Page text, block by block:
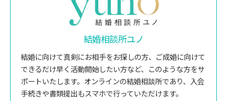
結婚相談所ユノ
結婚に向けて真剣にお相手をお探しの方、ご成婚に向けて
できるだけ早く活動開始したい方など、このような方をサ
ポートいたします。オンラインの結婚相談所であり、入会
手続きや書類提出もスマホで行っていただけます。